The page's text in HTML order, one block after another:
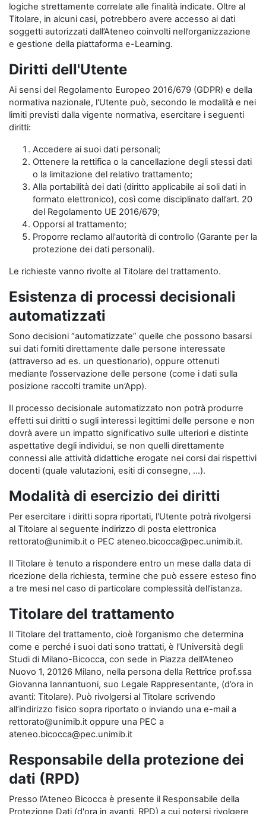
logiche strettamente correlate alle finalità indicate. Oltre al
Titolare, in alcuni casi, potrebbero avere accesso ai dati
soggetti autorizzati dall’Ateneo coinvolti nell’organizzazione
e gestione della piattaforma e-Learning.
Diritti dell'Utente
Ai sensi del Regolamento Europeo 2016/679 (GDPR) e della
normativa nazionale, l'Utente può, secondo le modalità e nei
limiti previsti dalla vigente normativa, esercitare i seguenti
diritti:
Accedere ai suoi dati personali;
Ottenere la rettifica o la cancellazione degli stessi dati
o la limitazione del relativo trattamento;
Alla portabilità dei dati (diritto applicabile ai soli dati in
formato elettronico), così come disciplinato dall’art. 20
del Regolamento UE 2016/679;
Opporsi al trattamento;
Proporre reclamo all'autorità di controllo (Garante per la
protezione dei dati personali).
Le richieste vanno rivolte al Titolare del trattamento.
Esistenza di processi decisionali
automatizzati
Sono decisioni “automatizzate” quelle che possono basarsi
sui dati forniti direttamente dalle persone interessate
(attraverso ad es. un questionario), oppure ottenuti
mediante l’osservazione delle persone (come i dati sulla
posizione raccolti tramite un’App).
Il processo decisionale automatizzato non potrà produrre
effetti sui diritti o sugli interessi legittimi delle persone e non
dovrà avere un impatto significativo sulle ulteriori e distinte
aspettative degli individui, se non quelli direttamente
connessi alle attività didattiche erogate nei corsi dai rispettivi
docenti (quale valutazioni, esiti di consegne, …).
Modalità di esercizio dei diritti
Per esercitare i diritti sopra riportati, l'Utente potrà rivolgersi
al Titolare al seguente indirizzo di posta elettronica
rettorato@unimib.it o PEC ateneo.bicocca@pec.unimib.it.
Il Titolare è tenuto a rispondere entro un mese dalla data di
ricezione della richiesta, termine che può essere esteso fino
a tre mesi nel caso di particolare complessità dell’istanza.
Titolare del trattamento
Il Titolare del trattamento, cioè l’organismo che determina
come e perché i suoi dati sono trattati, è l’Università degli
Studi di Milano-Bicocca, con sede in Piazza dell’Ateneo
Nuovo 1, 20126 Milano, nella persona della Rettrice prof.ssa
Giovanna Iannantuoni, suo Legale Rappresentante, (d’ora in
avanti: Titolare). Può rivolgersi al Titolare scrivendo
all’indirizzo fisico sopra riportato o inviando una e-mail a
rettorato@unimib.it oppure una PEC a
ateneo.bicocca@pec.unimib.it
Responsabile della protezione dei
dati (RPD)
Presso l’Ateneo Bicocca è presente il Responsabile della
Protezione Dati (d'ora in avanti, RPD) a cui potersi rivolgere